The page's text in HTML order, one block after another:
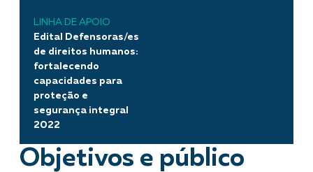
LINHA DE APOIO
Edital Defensoras/es
de direitos humanos:
fortalecendo
capacidades para
proteção e
segurança integral
2022
Objetivos e público